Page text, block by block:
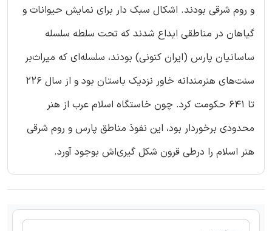
و روم شرقی بودند. اشکال سبک دار برای نمایش حیوانات و
گیاهان در مناطقی ابداع شدند که تحت سلطه سلسله
ساسانیان پارس (ایران کنونی) بودند، سلسله‌ای که میراث‌بر
سنت‌های هنرمندانه خاور نزدیک باستان بود و از سال 226
تا 641 حکومت کرد. چون خاستگاه اسلام عرب از هنر
محدودی برخوردار بود، این نفوذ مناطق پارس و روم شرقی
هنر اسلام را درطی قرون شکل گیری‌اش بوجود آورد.